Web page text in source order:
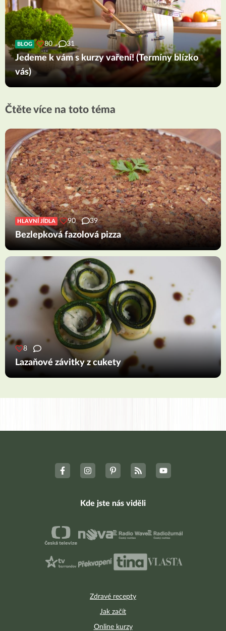
BLOG 80 31
Jedeme k vám s kurzy vaření! (Termíny blízko
vás)
Čtěte více na toto téma
HLAVNÍ JÍDLA 90 39
Bezlepková fazolová pizza
8
Lazaňové závitky z cukety
Zdravé recepty
Jak začít
Online kurzy
Kde jste nás viděli